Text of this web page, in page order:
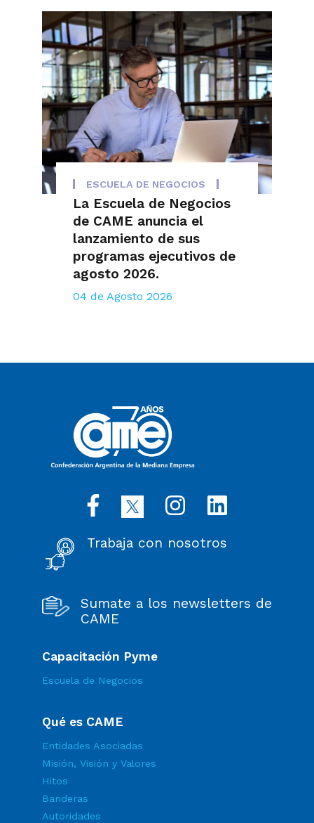
ESCUELA DE NEGOCIOS
La Escuela de Negocios
de CAME anuncia el
lanzamiento de sus
programas ejecutivos de
agosto 2026.
04 de Agosto 2026
Trabaja con nosotros
Sumate a los newsletters de
CAME
Capacitación Pyme
Escuela de Negocios
Qué es CAME
Entidades Asociadas
Misión, Visión y Valores
Hitos
Banderas
Autoridades